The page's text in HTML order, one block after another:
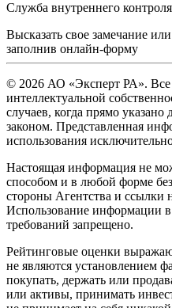
Служба внутреннего контроля
Высказать свое замечание
заполнив онлайн-форму
© 2026 АО «Эксперт РА». Все
интеллектуальной
случаев, когда прямо указано
законом. Представленная
использования
Настоящая информация не
способом и в любой форме
стороны Агентства и ссылки
Использование информации
требований запрещено.
Рейтинговые оценки
не являются установлением
покупать, держать или
или активы, принимать